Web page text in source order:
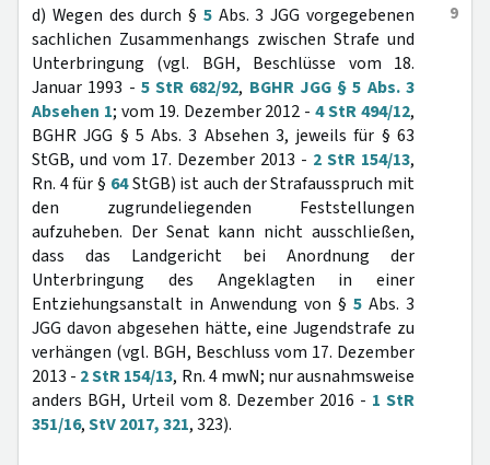
9
d) Wegen des durch § 5Abs. 3 JGG vorgegebenen
sachlichen Zusammenhangs zwischen Strafe und
Unterbringung (vgl. BGH, Beschlüsse vom 18.
Januar 1993 - 5 StR 682/92, BGHR JGG § 5 Abs. 3
Absehen 1; vom 19. Dezember 2012 -4 StR 494/12,
BGHR JGG § 5 Abs. 3 Absehen 3, jeweils für § 63
StGB, und vom 17. Dezember 2013 - 2 StR 154/13,
Rn. 4 für § 64StGB) ist auch der Strafausspruch mit
den zugrundeliegenden Feststellungen
aufzuheben. Der Senat kann nicht ausschließen,
dass das Landgericht bei Anordnung der
Unterbringung des Angeklagten in einer
Entziehungsanstalt in Anwendung von § 5 Abs. 3
JGG davon abgesehen hätte, eine Jugendstrafe zu
verhängen (vgl. BGH, Beschluss vom 17. Dezember
2013 - 2 StR 154/13, Rn. 4 mwN; nur ausnahmsweise
anders BGH, Urteil vom 8. Dezember 2016 - 1 StR
351/16,StV 2017, 321, 323).